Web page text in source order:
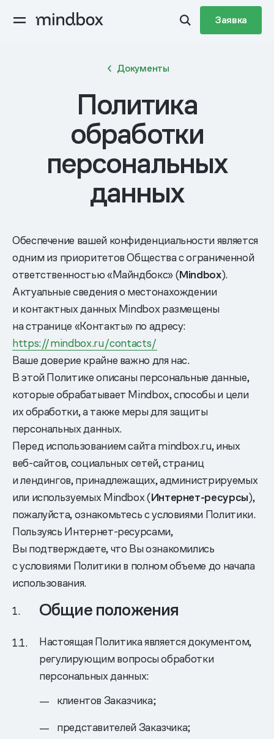
Заявка
Документы
Политика
обработки
персональных
данных
Обеспечение вашей конфиденциальности является
одним из приоритетов Общества с ограниченной
ответственностью «Майндбокс» (Mindbox).
Актуальные сведения о местонахождении
и контактных данных Mindbox размещены
на странице «Контакты» по адресу:
https://mindbox.ru/contacts/
Ваше доверие крайне важно для нас.
В этой Политике описаны персональные данные,
которые обрабатывает Mindbox, способы и цели
их обработки, а также меры для защиты
персональных данных.
Перед использованием сайта mindbox.ru, иных
веб-сайтов, социальных сетей, страниц
и лендингов, принадлежащих, администрируемых
или используемых Mindbox (Интернет-ресурсы),
пожалуйста, ознакомьтесь с условиями Политики.
Пользуясь Интернет-ресурсами,
Вы подтверждаете, что Вы ознакомились
с условиями Политики в полном объеме до начала
использования.
Общие положения
Настоящая Политика является документом,
регулирующим вопросы обработки
персональных данных:
клиентов Заказчика;
представителей Заказчика;